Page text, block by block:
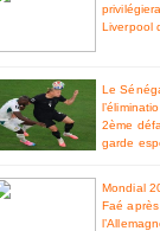
Liverpool
Le
2ème
garde
Mondial
Faé